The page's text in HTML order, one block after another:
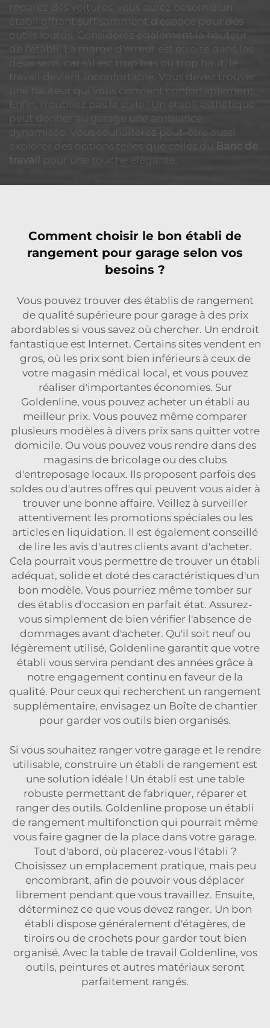
réparez des voitures, vous aurez besoin d'un
établi offrant suffisamment d'espace pour des
outils lourds. Considérez également la hauteur
de l'établi. La marge d'erreur est étroite dans les
deux sens, car s'il est trop bas ou trop haut, le
travail devient inconfortable. Vous devez trouver
une hauteur qui vous convient confortablement.
Enfin, n'oubliez pas le style ! Un établi esthétique
peut donner au garage une ambiance
dynamisée. Vous souhaiterez peut-être aussi
explorer des options telles que celles du Banc de
travail
pour une touche élégante.
Comment choisir le bon établi de
rangement pour garage selon vos
besoins ?
Vous pouvez trouver des établis de rangement
de qualité supérieure pour garage à des prix
abordables si vous savez où chercher. Un endroit
fantastique est Internet. Certains sites vendent en
gros, où les prix sont bien inférieurs à ceux de
votre magasin médical local, et vous pouvez
réaliser d'importantes économies. Sur
Goldenline, vous pouvez acheter un établi au
meilleur prix. Vous pouvez même comparer
plusieurs modèles à divers prix sans quitter votre
domicile. Ou vous pouvez vous rendre dans des
magasins de bricolage ou des clubs
d'entreposage locaux. Ils proposent parfois des
soldes ou d'autres offres qui peuvent vous aider à
trouver une bonne affaire. Veillez à surveiller
attentivement les promotions spéciales ou les
articles en liquidation. Il est également conseillé
de lire les avis d'autres clients avant d'acheter.
Cela pourrait vous permettre de trouver un établi
adéquat, solide et doté des caractéristiques d'un
bon modèle. Vous pourriez même tomber sur
des établis d'occasion en parfait état. Assurez-
vous simplement de bien vérifier l'absence de
dommages avant d'acheter. Qu'il soit neuf ou
légèrement utilisé, Goldenline garantit que votre
établi vous servira pendant des années grâce à
notre engagement continu en faveur de la
qualité. Pour ceux qui recherchent un rangement
supplémentaire, envisagez un Boîte de chantier
pour garder vos outils bien organisés.
Si vous souhaitez ranger votre garage et le rendre
utilisable, construire un établi de rangement est
une solution idéale ! Un établi est une table
robuste permettant de fabriquer, réparer et
ranger des outils. Goldenline propose un établi
de rangement multifonction qui pourrait même
vous faire gagner de la place dans votre garage.
Tout d'abord, où placerez-vous l'établi ?
Choisissez un emplacement pratique, mais peu
encombrant, afin de pouvoir vous déplacer
librement pendant que vous travaillez. Ensuite,
déterminez ce que vous devez ranger. Un bon
établi dispose généralement d'étagères, de
tiroirs ou de crochets pour garder tout bien
organisé. Avec la table de travail Goldenline, vos
outils, peintures et autres matériaux seront
parfaitement rangés.